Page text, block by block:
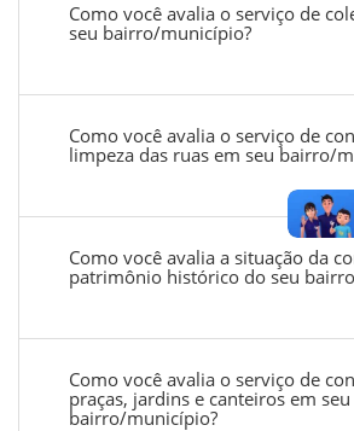
Como você avalia o serviço de
seu bairro/município?
Como você avalia o serviço de
limpeza das ruas em seu bairro/
Como você avalia a situação da
patrimônio histórico do seu
Como você avalia o serviço de
praças, jardins e canteiros em seu
bairro/município?